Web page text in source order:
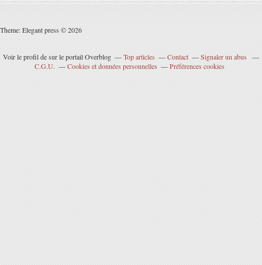
Theme: Elegant press © 2026
Voir le profil desur le portail Overblog Top articles Contact
Signaler un abus
C.G.U.
Cookies et données personnelles Préférences cookies